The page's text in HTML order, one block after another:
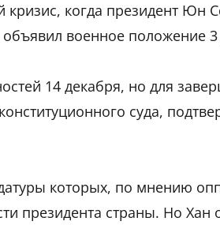
когда президент Юн
военное положение 3
14 декабря, но для
суда,
которых, по мнению
президента страны. Но Хан